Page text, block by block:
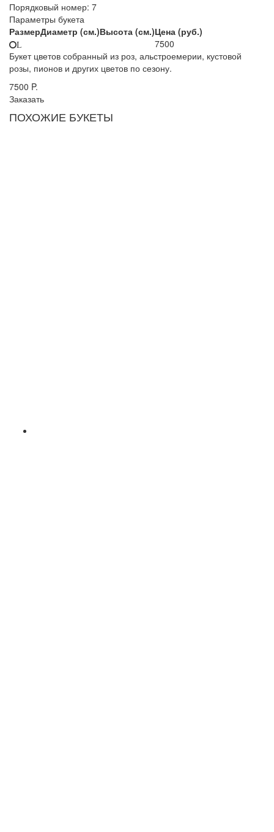
Порядковый номер: 7
Параметры букета
РазмерДиаметр (см.)Высота (см.)Цена (руб.)
L
7500
Букет цветов собранный из роз, альстроемерии, кустовой
розы, пионов и других цветов по сезону.
7500 P.
Заказать
ПОХОЖИЕ БУКЕТЫ